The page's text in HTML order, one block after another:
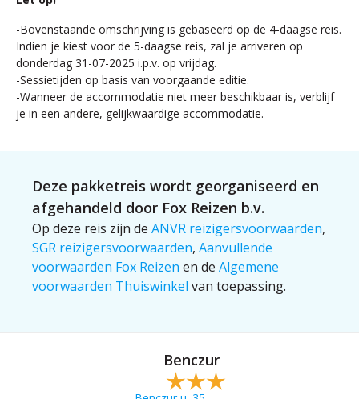
-Bovenstaande omschrijving is gebaseerd op de 4-daagse reis.
Indien je kiest voor de 5-daagse reis, zal je arriveren op
donderdag 31-07-2025 i.p.v. op vrijdag.
-Sessietijden op basis van voorgaande editie.
-Wanneer de accommodatie niet meer beschikbaar is, verblijf
je in een andere, gelijkwaardige accommodatie.
Deze pakketreis wordt georganiseerd en
afgehandeld door Fox Reizen b.v.
Op deze reis zijn de ANVR reizigersvoorwaarden,
SGR reizigersvoorwaarden, Aanvullende
voorwaarden Fox Reizen en de Algemene
voorwaarden Thuiswinkel van toepassing.
Benczur